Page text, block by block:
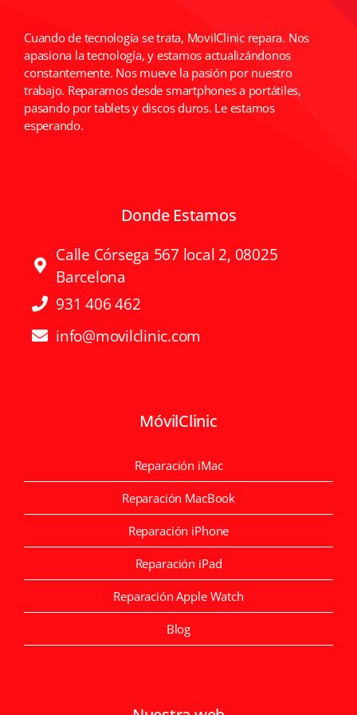
Cuando de tecnología se trata, MovilClinic repara. Nos
apasiona la tecnología, y estamos actualizándonos
constantemente. Nos mueve la pasión por nuestro
trabajo. Reparamos desde smartphones a portátiles,
pasando por tablets y discos duros. Le estamos
esperando.
Donde Estamos
Calle Córsega 567 local 2, 08025
Barcelona
931 406 462
info@movilclinic.com
MóvilClinic
Reparación iMac
Reparación MacBook
Reparación iPhone
Reparación iPad
Reparación Apple Watch
Blog